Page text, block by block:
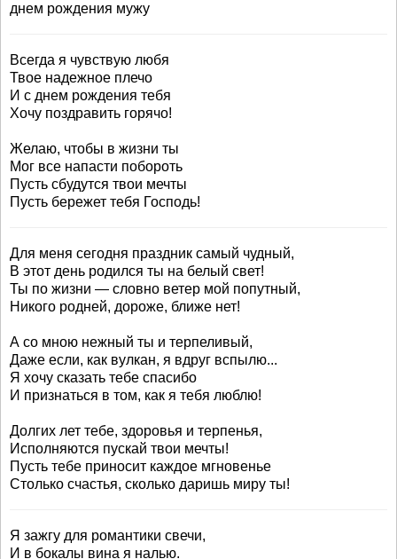
днем рождения мужу
Всегда я чувствую любя
Твое надежное плечо
И с днем рождения тебя
Хочу поздравить горячо!
Желаю, чтобы в жизни ты
Мог все напасти побороть
Пусть сбудутся твои мечты
Пусть бережет тебя Господь!
Для меня сегодня праздник самый чудный,
В этот день родился ты на белый свет!
Ты по жизни — словно ветер мой попутный,
Никого родней, дороже, ближе нет!
А со мною нежный ты и терпеливый,
Даже если, как вулкан, я вдруг вспылю...
Я хочу сказать тебе спасибо
И признаться в том, как я тебя люблю!
Долгих лет тебе, здоровья и терпенья,
Исполняются пускай твои мечты!
Пусть тебе приносит каждое мгновенье
Столько счастья, сколько даришь миру ты!
Я зажгу для романтики свечи,
И в бокалы вина я налью.